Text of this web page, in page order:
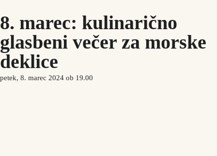
SL
8. marec: kulinarično
glasbeni večer za morske
deklice
petek, 8. marec 2024 ob 19.00